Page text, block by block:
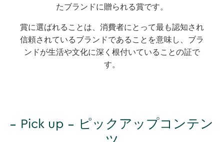
たブランドに贈られる賞です。
賞に選ばれることは、消費者にとって最も認知され
信頼されているブランドであることを意味し、ブラ
ンドが生活や文化に深く根付いていることの証で
す。
Pick up
ピックアップコンテン